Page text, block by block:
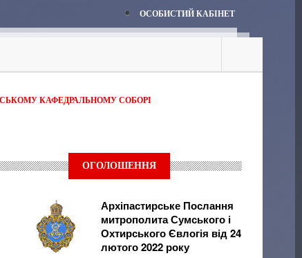
ОСОБИСТИЙ КАБІНЕТ
КАФЕДРАЛЬНОМУ СОБОРІ
ОГОЛОШЕННЯ
Архіпастирське Послання
митрополита Сумського і
Охтирського Євлогія від 24
лютого 2022 року